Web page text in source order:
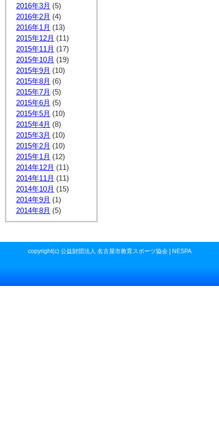
2016年3月 (5)
2016年2月 (4)
2016年1月 (13)
2015年12月 (11)
2015年11月 (17)
2015年10月 (19)
2015年9月 (10)
2015年8月 (6)
2015年7月 (5)
2015年6月 (5)
2015年5月 (10)
2015年4月 (8)
2015年3月 (10)
2015年2月 (10)
2015年1月 (12)
2014年12月 (11)
2014年11月 (11)
2014年10月 (15)
2014年9月 (1)
2014年8月 (5)
copyright(c) 公益財団法人 名古屋市教育スポーツ協会 | NESPA